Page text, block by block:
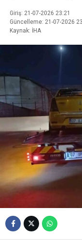
Giriş: 21-07-2026 23:21
Güncelleme: 21-07-2026
Kaynak: İHA